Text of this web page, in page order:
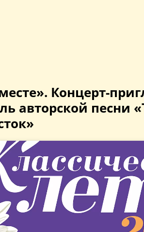
Концерт-
авторской песни